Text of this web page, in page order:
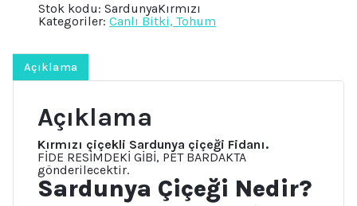
çiçeği
Fidanı,
adet
Stok kodu: SardunyaKırmızı
Kategoriler: Canlı Bitki, Tohum
Açıklama
Açıklama
Kırmızı çiçekli Sardunya çiçeği Fidanı.
FİDE RESİMDEKİ GİBİ, PET BARDAKTA
gönderilecektir.
Sardunya Çiçeği Nedir?